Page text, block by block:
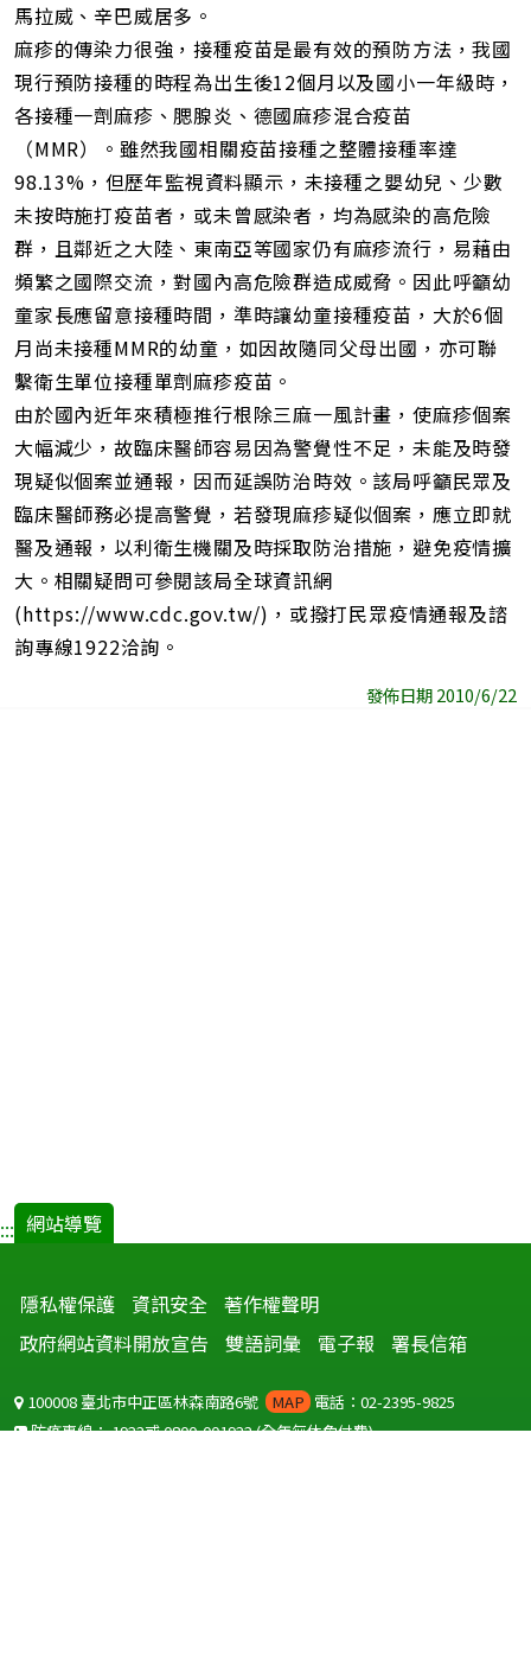
馬拉威、辛巴威居多。
麻疹的傳染力很強，接種疫苗是最有效的預防方法，我國
現行預防接種的時程為出生後12個月以及國小一年級時，
各接種一劑麻疹、腮腺炎、德國麻疹混合疫苗
（MMR）。雖然我國相關疫苗接種之整體接種率達
98.13%，但歷年監視資料顯示，未接種之嬰幼兒、少數
未按時施打疫苗者，或未曾感染者，均為感染的高危險
群，且鄰近之大陸、東南亞等國家仍有麻疹流行，易藉由
頻繁之國際交流，對國內高危險群造成威脅。因此呼籲幼
童家長應留意接種時間，準時讓幼童接種疫苗，大於6個
月尚未接種MMR的幼童，如因故隨同父母出國，亦可聯
繫衛生單位接種單劑麻疹疫苗。
由於國內近年來積極推行根除三麻一風計畫，使麻疹個案
大幅減少，故臨床醫師容易因為警覺性不足，未能及時發
現疑似個案並通報，因而延誤防治時效。該局呼籲民眾及
臨床醫師務必提高警覺，若發現麻疹疑似個案，應立即就
醫及通報，以利衛生機關及時採取防治措施，避免疫情擴
大。相關疑問可參閱該局全球資訊網
(https://www.cdc.gov.tw/)，或撥打民眾疫情通報及諮
詢專線1922洽詢。
發佈日期 2010/6/22
::: 網站導覽
隱私權保護 資訊安全 著作權聲明
政府網站資料開放宣告
雙語詞彙 電子報 署長信箱
100008 臺北市中正區林森南路6號 MAP 電話：02-2395-9825
防疫專線：1922或0800-001922(全年無休免付費)